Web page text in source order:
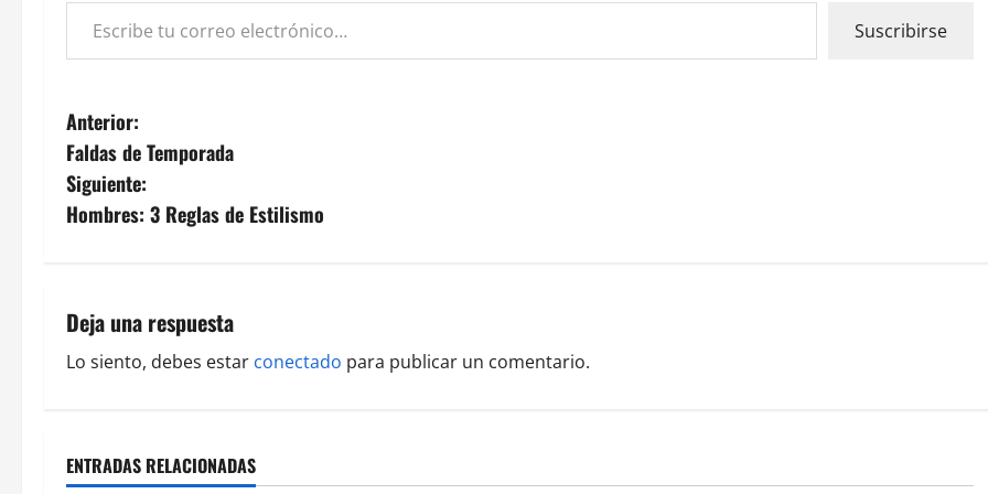
Suscribirse
Anterior:
Faldas de Temporada
Siguiente:
Hombres: 3 Reglas de Estilismo
Deja una respuesta
Lo siento, debes estar conectado para publicar un comentario.
ENTRADAS RELACIONADAS